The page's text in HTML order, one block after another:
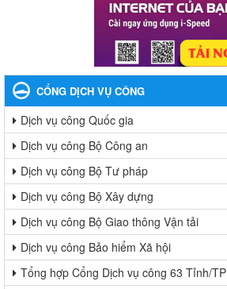
CỔNG DỊCH VỤ CÔNG
Dịch vụ công Quốc gia
Dịch vụ công Bộ Công an
Dịch vụ công Bộ Tư pháp
Dịch vụ công Bộ Xây dựng
Dịch vụ công Bộ Giao thông Vận tải
Dịch vụ công Bảo hiểm Xã hội
Tổng hợp Cổng Dịch vụ công 63 Tỉnh/TP